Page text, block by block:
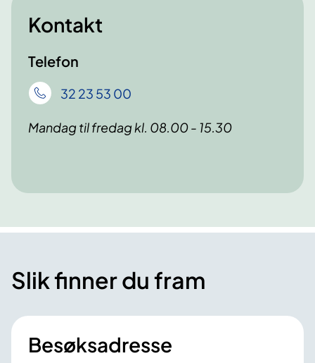
Kontakt
Telefon
32 23 53 00
Mandag til fredag kl. 08.00 - 15.30
Slik finner du fram
Besøksadresse